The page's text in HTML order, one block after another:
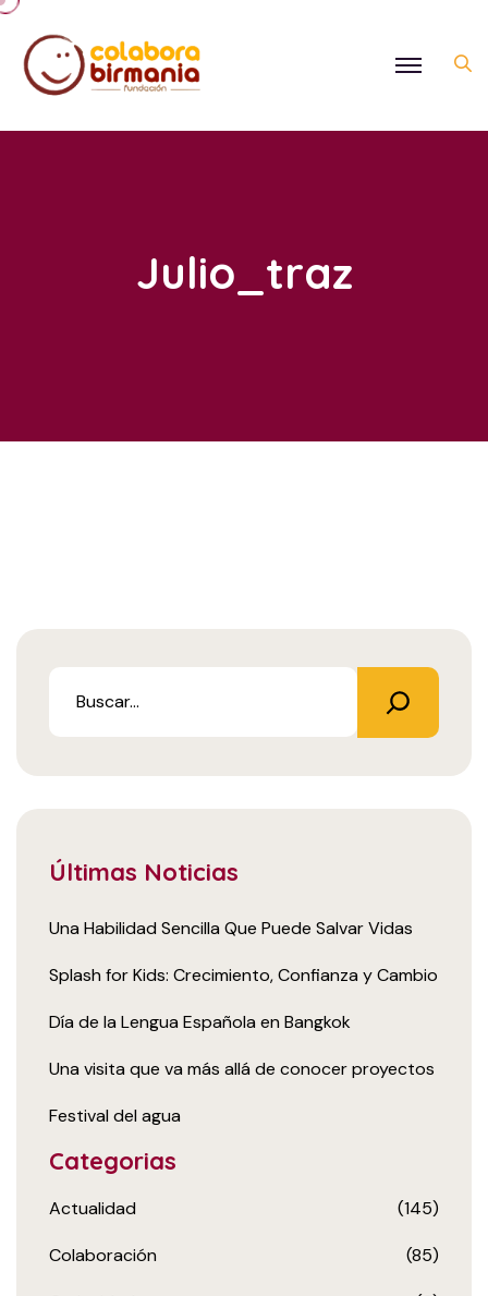
Julio_traz
Últimas Noticias
Una Habilidad Sencilla Que Puede Salvar Vidas
Splash for Kids: Crecimiento, Confianza y Cambio
Día de la Lengua Española en Bangkok
Una visita que va más allá de conocer proyectos
Festival del agua
Categorias
Actualidad (145)
Colaboración (85)